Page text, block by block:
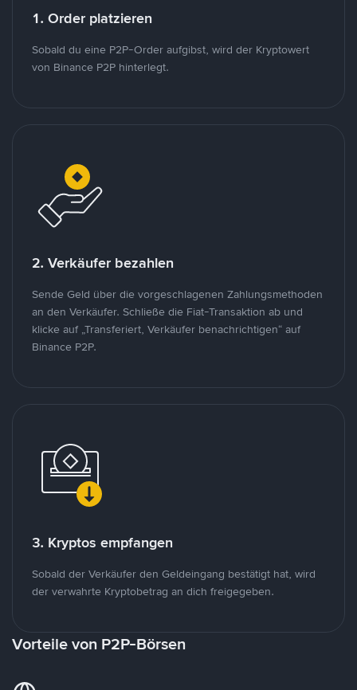
1. Order platzieren
Sobald du eine P2P-Order aufgibst, wird der Kryptowert
von Binance P2P hinterlegt.
2. Verkäufer bezahlen
Sende Geld über die vorgeschlagenen Zahlungsmethoden
an den Verkäufer. Schließe die Fiat-Transaktion ab und
klicke auf „Transferiert, Verkäufer benachrichtigen“ auf
Binance P2P.
3. Kryptos empfangen
Sobald der Verkäufer den Geldeingang bestätigt hat, wird
der verwahrte Kryptobetrag an dich freigegeben.
Vorteile von P2P-Börsen